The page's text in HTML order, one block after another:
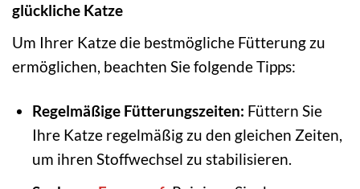
glückliche Katze
Um Ihrer Katze die bestmögliche Fütterung zu
ermöglichen, beachten Sie folgende Tipps:
Regelmäßige Fütterungszeiten: Füttern Sie
Ihre Katze regelmäßig zu den gleichen Zeiten,
um ihren Stoffwechsel zu stabilisieren.